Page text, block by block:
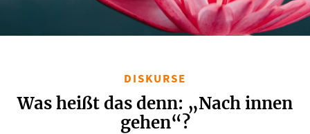
DISKURSE
Was heißt das denn: „Nach innen
gehen“?